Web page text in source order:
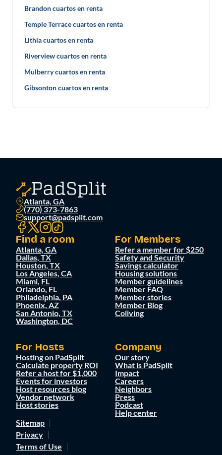
Brandon cuartos en renta
Temple Terrace cuartos en renta
Lithia cuartos en renta
Riverview cuartos en renta
Mulberry cuartos en renta
Gibsonton cuartos en renta
Atlanta, GA
(770) 373-7863
support@padsplit.com
Find a room
Atlanta, GA
Dallas, TX
Houston, TX
Los Angeles, CA
Miami, FL
Orlando, FL
Philadelphia, PA
Phoenix, AZ
San Antonio, TX
Washington, DC
For Members
Refer a member for $250
Safety and Security
Savings calculator
Housing solutions
Member guidelines
Member FAQ
Member stories
Member Blog
Coliving
For Hosts
Hosting on PadSplit
Calculate property ROI
Refer a host for $1,000
Events for investors
Host resources blog
Vendor network
Host stories
Company
Our story
What is PadSplit
Impact
Careers
Neighbors
Press
Podcast
Help center
Sitemap
Privacy
Terms of Use